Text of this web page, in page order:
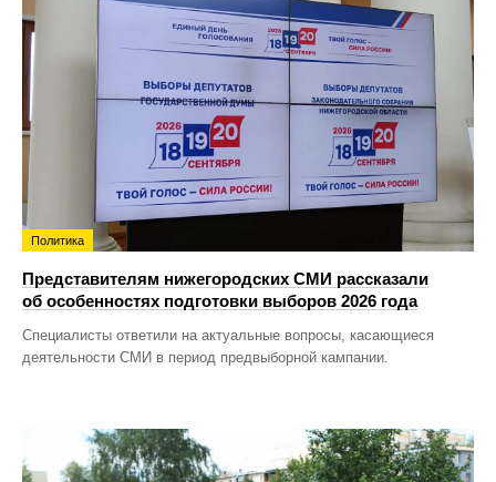
Политика
Представителям нижегородских СМИ рассказали
об особенностях подготовки выборов 2026 года
Специалисты ответили на актуальные вопросы, касающиеся
деятельности СМИ в период предвыборной кампании.